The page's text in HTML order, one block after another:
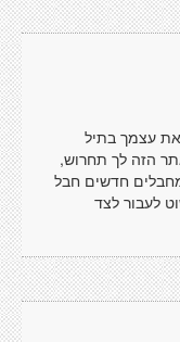
עצמך בתיל
הזה לך תחרוש,
חדשים חבל
לעבור לצד